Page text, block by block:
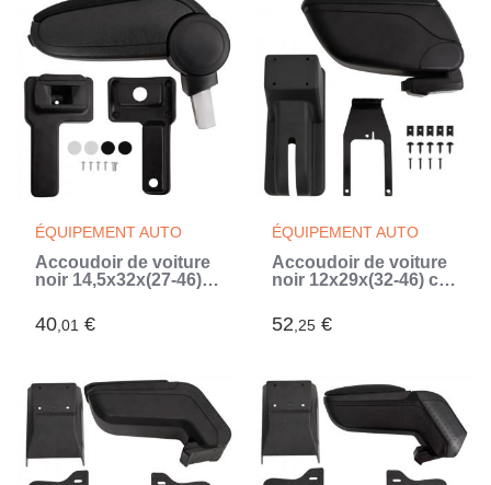
ÉQUIPEMENT AUTO
Accoudoir de voiture
noir 14,5x32x(27-46)
40,01 €
ÉQUIPEMENT AUTO
Accoudoir de voiture
noir 12x29x(32-46) cm
52,25 €